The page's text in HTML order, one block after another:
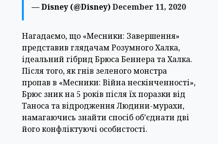
— Disney (@Disney)December 11, 2020
Нагадаємо, що «Месники: Завершення»
представив глядачам Розумного Халка,
ідеальний гібрид Брюса Беннера та Халка.
Після того, як гнів зеленого монстра
пропав в «Месники: Війна нескінченності»,
Брюс зник на 5 років після їх поразки від
Таноса та відродження Людини-мурахи,
намагаючись знайти спосіб об’єднати дві
його конфліктуючі особистості.